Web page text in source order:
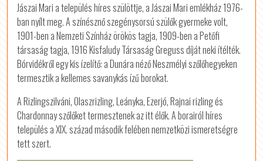
Jászai Mari a település híres szülöttje, a Jászai Mari emlékház 1976-
ban nyílt meg. A színésznő szegénysorsú szülők gyermeke volt,
1901-ben a Nemzeti Színház örökös tagja, 1909-ben a Petőfi
társaság tagja, 1916 Kisfaludy Társaság Greguss díját neki ítélték.
Bórvidékről egy kis ízelítő: a Dunára néző Neszmélyi szőlőhegyeken
termesztik a kellemes savanykás ízű borokat.
A Rizlingszilváni, Olaszrizling, Leányka, Ezerjó, Rajnai rizling és
Chardonnay szőlőket termesztenek az itt élők. A borairól híres
település a XIX. század második felében nemzetközi ismeretségre
tett szert.